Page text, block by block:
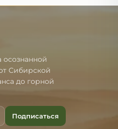
осознанной
Сибирской
до горной
Подписаться